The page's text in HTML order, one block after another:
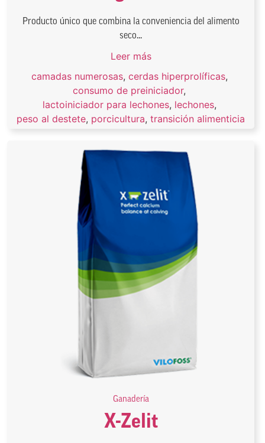
Producto único que combina la conveniencia del alimento
seco...
Leer más
camadas numerosas, cerdas hiperprolíficas,
consumo de preiniciador,
lactoiniciador para lechones, lechones,
peso al destete, porcicultura, transición alimenticia
Ganadería
X-Zelit